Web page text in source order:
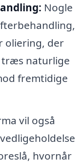
Nogle
oliering, der
naturlige
fremtidige
vil også
hvornår